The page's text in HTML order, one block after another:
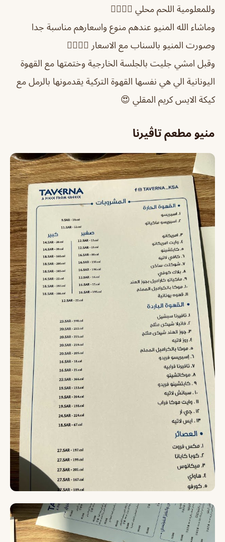
وللمعلومية اللحم محلي 👍🏻👍🏻
وماشاء الله المنيو عندهم منوع واسعارهم مناسبة جدا
وصورت المنيو بالسناب مع الاسعار 👌🏻👌🏻
وقبل امشي جليت بالجلسة الخارجية وختمتها مع القهوة
اليونانية الي هي نفسها القهوة التركية يقدمونها بالرمل مع
كيكة الايس كريم المقلي 😍
منيو مطعم تاڤيرنا